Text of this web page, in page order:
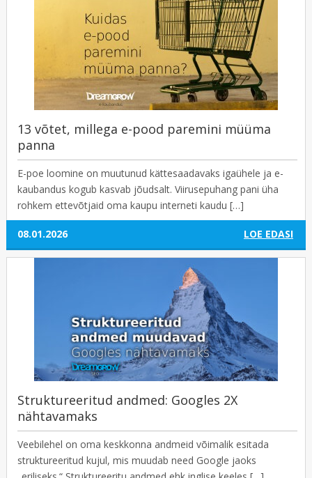
13 võtet, millega e-pood paremini müüma
panna
E-poe loomine on muutunud kättesaadavaks igaühele ja e-
kaubandus kogub kasvab jõudsalt. Viirusepuhang pani üha
rohkem ettevõtjaid oma kaupu interneti kaudu […]
08.01.2026 LOE EDASI
Struktureeritud andmed: Googles 2X
nähtavamaks
Veebilehel on oma keskkonna andmeid võimalik esitada
struktureeritud kujul, mis muudab need Google jaoks